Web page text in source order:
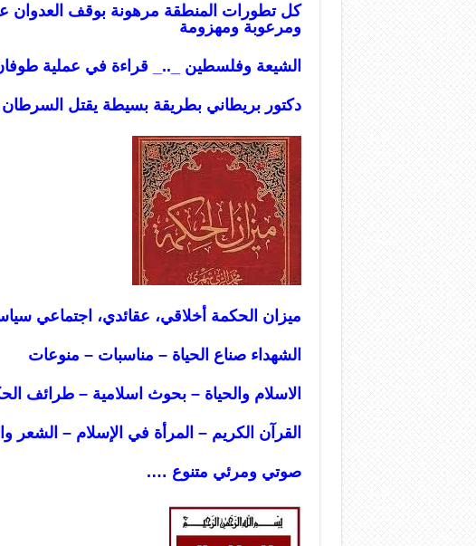
كل تطورات المنطقة مرهونة بوقف العدوان على
ومرعوبة ومهزومة
الشيعة وفلسطين _.._ قراءة في عملية
دكتور بريطاني بطريقة بسيطة يقتل السرطان
ميزان الحكمة أخلاقي، عقائدي، اجتماعي
الشهداء صناع الحياة – مناسبات – منوعات
الاسلام والحياة –بحوث اسلامية –طرائف
القرآن الكريم – المرأة في الإسلام – الشعر
صوتي ومرئي متنوع ….